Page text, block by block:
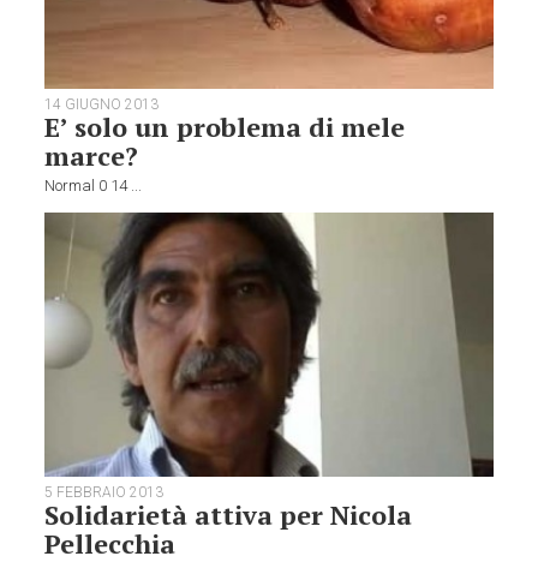
14 GIUGNO 2013
E’ solo un problema di mele
marce?
Normal 0 14 ...
5 FEBBRAIO 2013
Solidarietà attiva per Nicola
Pellecchia